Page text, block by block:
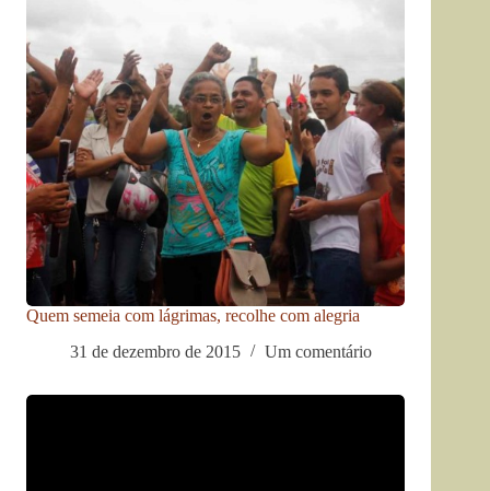
Quem semeia com lágrimas, recolhe com alegria
31 de dezembro de 2015
Um comentário